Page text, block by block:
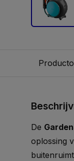
De
oplossing